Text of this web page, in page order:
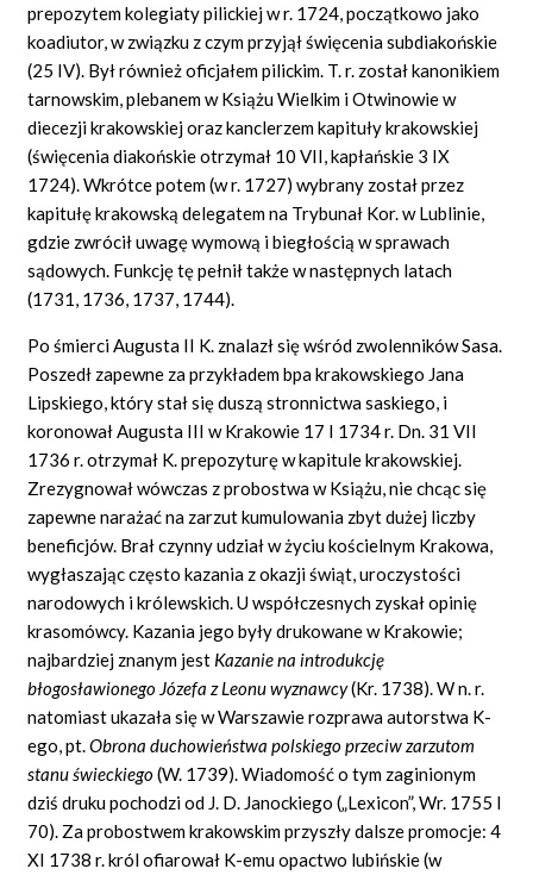
prepozytem kolegiaty pilickiej w r. 1724, początkowo jako
koadiutor, w związku z czym przyjął święcenia subdiakońskie
(25 IV). Był również oficjałem pilickim. T. r. został kanonikiem
tarnowskim, plebanem w Książu Wielkim i Otwinowie w
diecezji krakowskiej oraz kanclerzem kapituły krakowskiej
(święcenia diakońskie otrzymał 10 VII, kapłańskie 3 IX
1724). Wkrótce potem (w r. 1727) wybrany został przez
kapitułę krakowską delegatem na Trybunał Kor. w Lublinie,
gdzie zwrócił uwagę wymową i biegłością w sprawach
sądowych. Funkcję tę pełnił także w następnych latach
(1731, 1736, 1737, 1744).
Po śmierci Augusta II K. znalazł się wśród zwolenników Sasa.
Poszedł zapewne za przykładem bpa krakowskiego Jana
Lipskiego, który stał się duszą stronnictwa saskiego, i
koronował Augusta III w Krakowie 17 I 1734 r. Dn. 31 VII
1736 r. otrzymał K. prepozyturę w kapitule krakowskiej.
Zrezygnował wówczas z probostwa w Książu, nie chcąc się
zapewne narażać na zarzut kumulowania zbyt dużej liczby
beneficjów. Brał czynny udział w życiu kościelnym Krakowa,
wygłaszając często kazania z okazji świąt, uroczystości
narodowych i królewskich. U współczesnych zyskał opinię
krasomówcy. Kazania jego były drukowane w Krakowie;
najbardziej znanym jest Kazanie na introdukcję
błogosławionego Józefa z Leonu wyznawcy(Kr. 1738). W n. r.
natomiast ukazała się w Warszawie rozprawa autorstwa K-
ego, pt.Obrona duchowieństwa polskiego przeciw zarzutom
stanu świeckiego(W. 1739). Wiadomość o tym zaginionym
dziś druku pochodzi od J. D. Janockiego („Lexicon”, Wr. 1755 I
70). Za probostwem krakowskim przyszły dalsze promocje: 4
XI 1738 r. król ofiarował K-emu opactwo lubińskie (w